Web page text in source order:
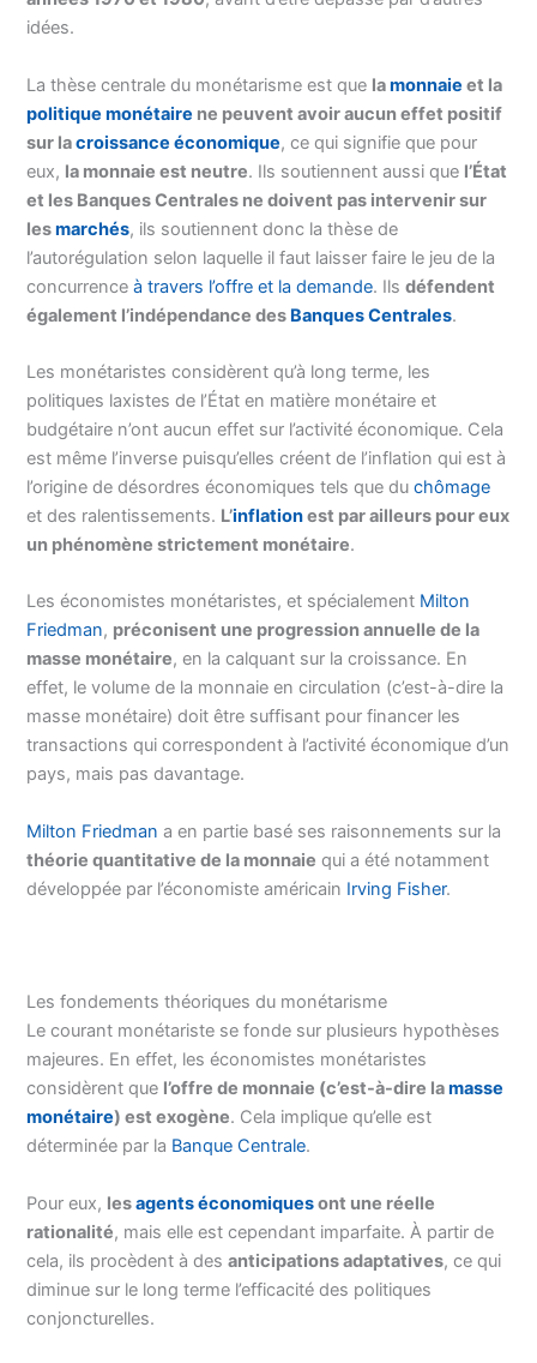
idées.
La thèse centrale du monétarisme est que lamonnaie et la
politique monétaire ne peuvent avoir aucun effet positif
sur lacroissance économique, ce qui signifie que pour
eux, la monnaie est neutre. Ils soutiennent aussi que l’État
et les Banques Centrales ne doivent pas intervenir sur
lesmarchés, ils soutiennent donc la thèse de
l’autorégulation selon laquelle il faut laisser faire le jeu de la
concurrenceà travers l’offre et la demande. Ilsdéfendent
également l’indépendance des Banques Centrales.
Les monétaristes considèrent qu’à long terme, les
politiques laxistes de l’État en matière monétaire et
budgétaire n’ont aucun effet sur l’activité économique. Cela
est même l’inverse puisqu’elles créent de l’inflation qui est à
l’origine de désordres économiques tels que duchômage
et des ralentissements. L’inflationest par ailleurs pour eux
un phénomène strictement monétaire.
Les économistes monétaristes, et spécialement Milton
Friedman, préconisent une progression annuelle de la
masse monétaire, en la calquant sur la croissance. En
effet, le volume de la monnaie en circulation (c’est-à-dire la
masse monétaire) doit être suffisant pour financer les
transactions qui correspondent à l’activité économique d’un
pays, mais pas davantage.
Milton Friedman a en partie basé ses raisonnements sur la
théorie quantitative de la monnaie qui a été notamment
développée par l’économiste américain Irving Fisher.
Les fondements théoriques du monétarisme
Le courant monétariste se fonde sur plusieurs hypothèses
majeures. En effet, les économistes monétaristes
considèrent que l’offre de monnaie (c’est-à-dire lamasse
monétaire) est exogène. Cela implique qu’elle est
déterminée par la Banque Centrale.
Pour eux, lesagents économiquesont une réelle
rationalité, mais elle est cependant imparfaite. À partir de
cela, ils procèdent à desanticipations adaptatives, ce qui
diminue sur le long terme l’efficacité des politiques
conjoncturelles.